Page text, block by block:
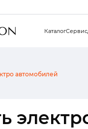
КаталогСервис
автомобилей